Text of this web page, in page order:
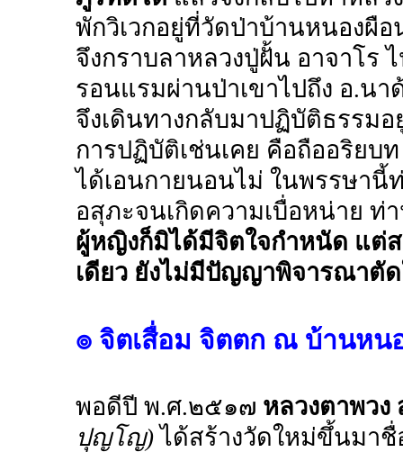
พักวิเวกอยู่ที่วัดป่าบ้านหนองผื
จึงกราบลาหลวงปู่ฝั้น อาจาโร
รอนแรมผ่านป่าเขาไปถึง อ.นา
จึงเดินทางกลับมาปฏิบัติธรรม
การปฏิบัติเช่นเคย คือถืออริยบ
ได้เอนกายนอนไม่ ในพรรษา
อสุภะจนเกิดความเบื่อหน่าย ท่
ผู้หญิงก็มิได้มีจิตใจกำหนัด แต่
เดียว ยังไม่มีปัญญาพิจารณาตั
๏ จิตเสื่อม จิตตก ณ บ้านหน
พอดีปี พ.ศ.๒๕๑๗ หลวงตาพวง
ปุญโญ)ได้สร้างวัดใหม่ขึ้นมาชื่